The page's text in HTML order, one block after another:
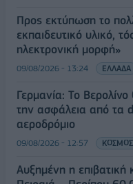
Προς εκτύπωση το
εκπαιδευτικό υλικό,
ηλεκτρονική μορφή»
09/08/2026 - 13:24 ΕΛΛΑΔΑ
Γερμανία: Το Βερολίνο
την ασφάλεια από τα
αεροδρόμιο
09/08/2026 - 12:57 ΚΟΣΜΟΣ
Αυξημένη η επιβατική